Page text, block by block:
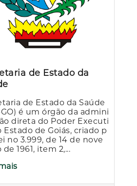
de Estado da
de Estado da Saúde
GO) é um órgão da admini
direta do Poder Executi
Estado de Goiás, criado p
no 3.999, de 14 de nove
1961, item 2,...